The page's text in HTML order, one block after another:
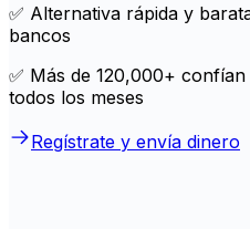
✅ Alternativa rápida y
bancos
✅ Más de 120,000+
todos los meses
Regístrate y envía dinero